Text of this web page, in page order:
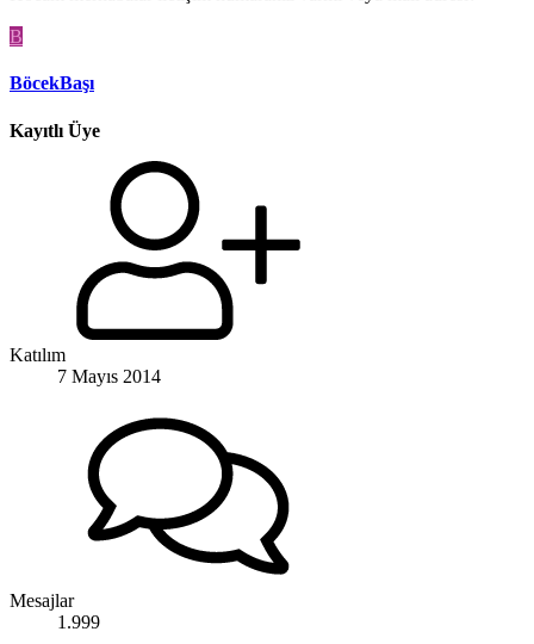
B
BöcekBaşı
Kayıtlı Üye
Katılım
7 Mayıs 2014
Mesajlar
1.999